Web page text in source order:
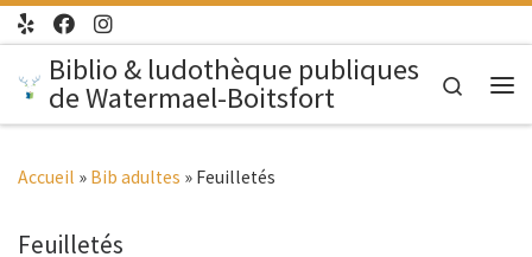
Passer au contenu
Biblio & ludothèque publiques
de Watermael-Boitsfort
Search
Accueil » Bib adultes » Feuilletés
Feuilletés